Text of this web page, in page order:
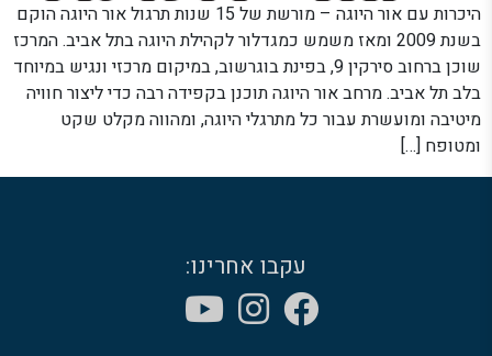
היכרות עם אור היוגה – מורשת של 15 שנות תרגול אור היוגה הוקם
בשנת 2009 ומאז משמש כמגדלור לקהילת היוגה בתל אביב. המרכז
שוכן ברחוב סירקין 9, בפינת בוגרשוב, במיקום מרכזי ונגיש במיוחד
בלב תל אביב. מרחב אור היוגה תוכנן בקפידה רבה כדי ליצור חוויה
מיטיבה ומועשרת עבור כל מתרגלי היוגה, ומהווה מקלט שקט
ומטופח […]
עקבו אחרינו: